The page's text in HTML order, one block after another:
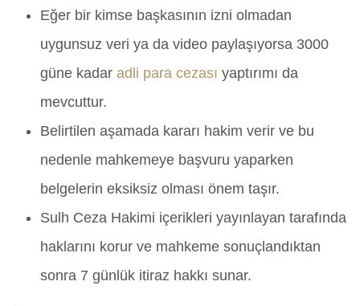
Eğer bir kimse başkasının izni olmadan
uygunsuz veri ya da video paylaşıyorsa 3000
güne kadar adli para cezası yaptırımı da
mevcuttur.
Belirtilen aşamada kararı hakim verir ve bu
nedenle mahkemeye başvuru yaparken
belgelerin eksiksiz olması önem taşır.
Sulh Ceza Hakimi içerikleri yayınlayan tarafında
haklarını korur ve mahkeme sonuçlandıktan
sonra 7 günlük itiraz hakkı sunar.